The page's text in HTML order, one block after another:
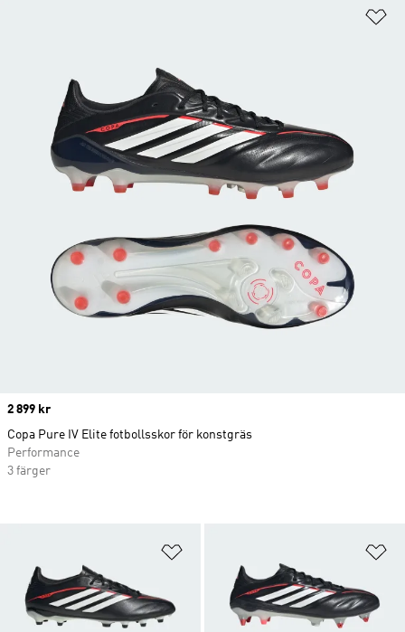
Price
2 899 kr
Copa Pure IV Elite fotbollsskor för konstgräs
Performance
3 färger